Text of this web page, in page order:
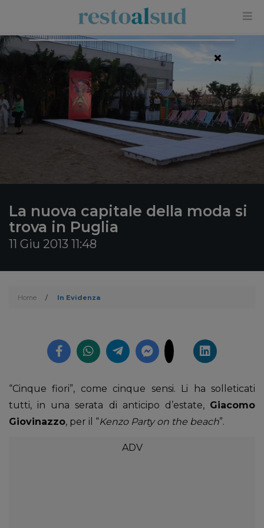
La nuova capitale della moda si
trova in Puglia
11 Giu 2013 11:48
Home / In Evidenza
“Cinque fiori”, come cinque sensi. Li ha solleticati
tutti, in una serata di anticipo d’estate, Giacomo
Giovinazzo, per il “Kenzo Party on the beach”.
×